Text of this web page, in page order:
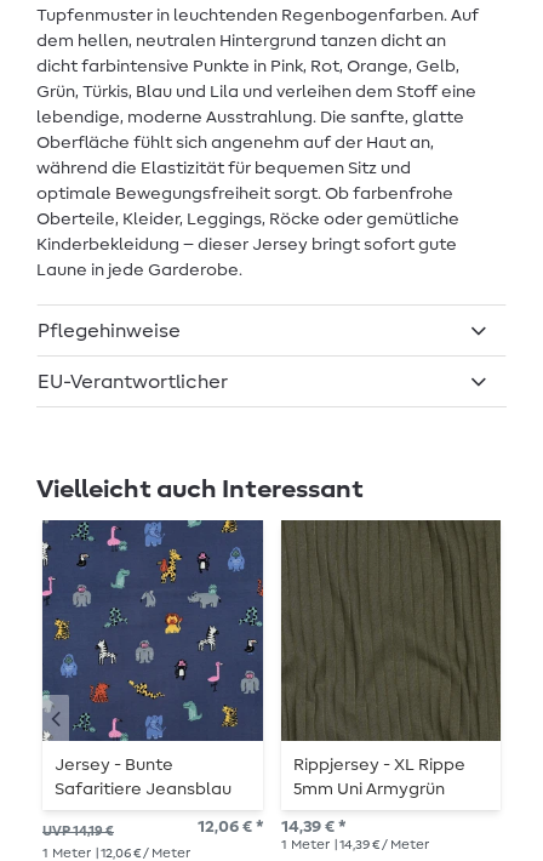
Tupfenmuster in leuchtenden Regenbogenfarben. Auf
dem hellen, neutralen Hintergrund tanzen dicht an
dicht farbintensive Punkte in Pink, Rot, Orange, Gelb,
Grün, Türkis, Blau und Lila und verleihen dem Stoff eine
lebendige, moderne Ausstrahlung. Die sanfte, glatte
Oberfläche fühlt sich angenehm auf der Haut an,
während die Elastizität für bequemen Sitz und
optimale Bewegungsfreiheit sorgt. Ob farbenfrohe
Oberteile, Kleider, Leggings, Röcke oder gemütliche
Kinderbekleidung – dieser Jersey bringt sofort gute
Laune in jede Garderobe.
Pflegehinweise
EU-Verantwortlicher
Vielleicht auch Interessant
Jersey - Bunte
Safaritiere Jeansblau
UVP 14,19 € 12,06 € *
1 Meter | 12,06 € / Meter
Rippjersey - XL Rippe
5mm Uni Armygrün
14,39 € *
1 Meter | 14,39 € / Meter